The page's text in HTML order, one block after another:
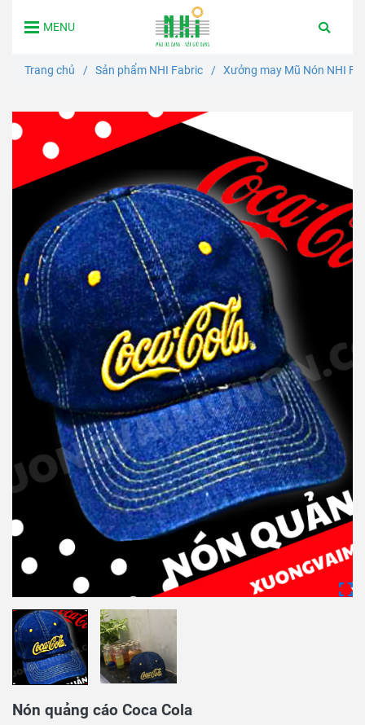
MENU
Trang chủ / Sản phẩm NHI Fabric / Xưởng may Mũ Nón NHI
Nón quảng cáo Coca Cola